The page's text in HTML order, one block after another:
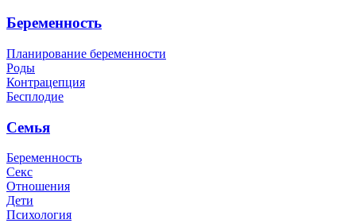
Беременность
Планирование беременности
Роды
Контрацепция
Бесплодие
Семья
Беременность
Секс
Отношения
Дети
Психология